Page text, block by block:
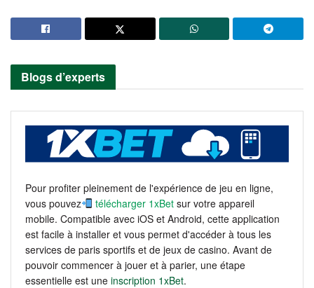
Blogs d’experts
Pour profiter pleinement de l'expérience de jeu en ligne,
vous pouvez
télécharger 1xBet sur votre appareil
mobile. Compatible avec iOS et Android, cette application
est facile à installer et vous permet d'accéder à tous les
services de paris sportifs et de jeux de casino. Avant de
pouvoir commencer à jouer et à parier, une étape
essentielle est une inscription 1xBet.